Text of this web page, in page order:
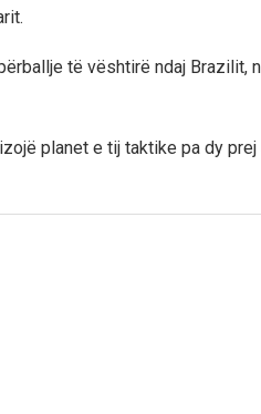
të vështirë ndaj Brazilit,
planet e tij taktike pa dy prej